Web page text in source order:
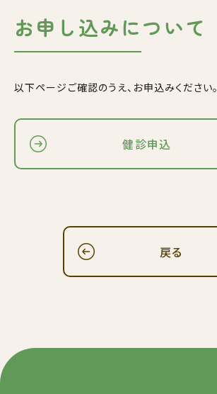
お申し込みについて
以下ページご確認のうえ、お申込みください。
健診申込
戻る